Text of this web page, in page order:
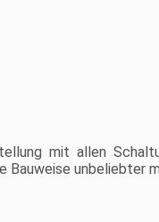
mit allen
Bauweise unbeliebter